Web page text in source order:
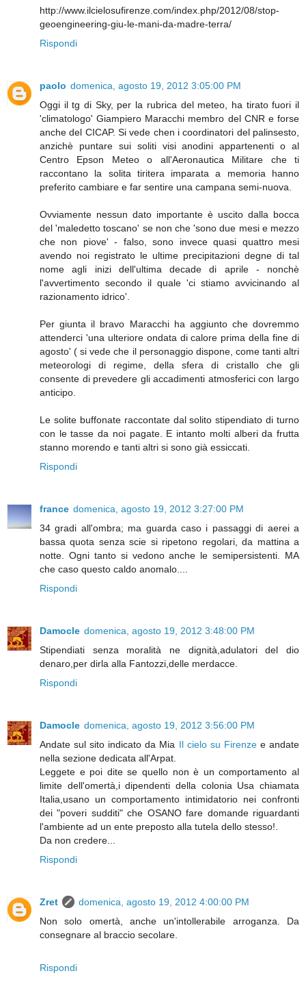
http://www.ilcielosufirenze.com/index.php/2012/08/stop-
geoengineering-giu-le-mani-da-madre-terra/
Rispondi
paolo domenica, agosto 19, 2012 3:05:00 PM
Oggi il tg di Sky, per la rubrica del meteo, ha tirato fuori il
'climatologo' Giampiero Maracchi membro del CNR e forse
anche del CICAP. Si vede chen i coordinatori del palinsesto,
anzichè puntare sui soliti visi anodini appartenenti o al
Centro Epson Meteo o all'Aeronautica Militare che ti
raccontano la solita tiritera imparata a memoria hanno
preferito cambiare e far sentire una campana semi-nuova.
Ovviamente nessun dato importante è uscito dalla bocca
del 'maledetto toscano' se non che 'sono due mesi e mezzo
che non piove' - falso, sono invece quasi quattro mesi
avendo noi registrato le ultime precipitazioni degne di tal
nome agli inizi dell'ultima decade di aprile - nonchè
l'avvertimento secondo il quale 'ci stiamo avvicinando al
razionamento idrico'.
Per giunta il bravo Maracchi ha aggiunto che dovremmo
attenderci 'una ulteriore ondata di calore prima della fine di
agosto' ( si vede che il personaggio dispone, come tanti altri
meteorologi di regime, della sfera di cristallo che gli
consente di prevedere gli accadimenti atmosferici con largo
anticipo.
Le solite buffonate raccontate dal solito stipendiato di turno
con le tasse da noi pagate. E intanto molti alberi da frutta
stanno morendo e tanti altri si sono già essiccati.
Rispondi
france domenica, agosto 19, 2012 3:27:00 PM
34 gradi all'ombra; ma guarda caso i passaggi di aerei a
bassa quota senza scie si ripetono regolari, da mattina a
notte. Ogni tanto si vedono anche le semipersistenti. MA
che caso questo caldo anomalo....
Rispondi
Damocle domenica, agosto 19, 2012 3:48:00 PM
Stipendiati senza moralità ne dignità,adulatori del dio
denaro,per dirla alla Fantozzi,delle merdacce.
Rispondi
Damocle domenica, agosto 19, 2012 3:56:00 PM
Andate sul sito indicato da Mia Il cielo su Firenze e andate
nella sezione dedicata all'Arpat.
Leggete e poi dite se quello non è un comportamento al
limite dell'omertà,i dipendenti della colonia Usa chiamata
Italia,usano un comportamento intimidatorio nei confronti
dei "poveri sudditi" che OSANO fare domande riguardanti
l'ambiente ad un ente preposto alla tutela dello stesso!.
Da non credere...
Rispondi
Zret
domenica, agosto 19, 2012 4:00:00 PM
Non solo omertà, anche un'intollerabile arroganza. Da
consegnare al braccio secolare.
Rispondi